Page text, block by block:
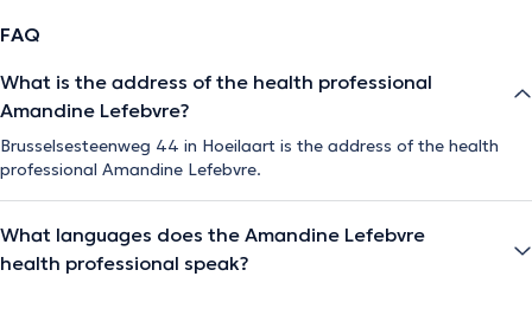
FAQ
What is the address of the health professional
Amandine Lefebvre?
Brusselsesteenweg 44 in Hoeilaart is the address of the health
professional Amandine Lefebvre.
What languages does the Amandine Lefebvre
health professional speak?